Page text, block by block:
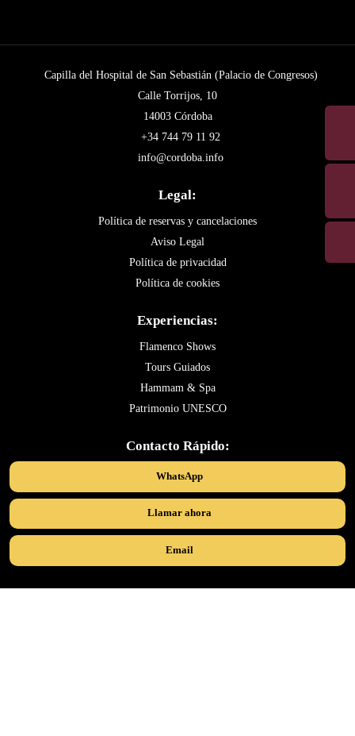
Capilla del Hospital de San Sebastián (Palacio de Congresos)
Calle Torrijos, 10
14003 Córdoba
+34 744 79 11 92
info@cordoba.info
Legal:
Política de reservas y cancelaciones
Aviso Legal
Política de privacidad
Política de cookies
Experiencias:
Flamenco Shows
Tours Guiados
Hammam & Spa
Patrimonio UNESCO
Contacto Rápido:
WhatsApp
Llamar ahora
Email